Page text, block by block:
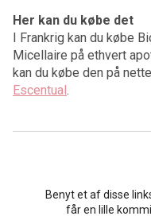
Her kan du købe det
I Frankrig kan du købe
Micellaire på ethvert
kan du købe den på
Escentual.
Benyt et af disse
får en lille